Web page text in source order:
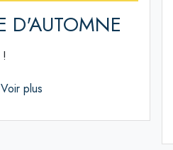
D'AUTOMNE
Voir plus